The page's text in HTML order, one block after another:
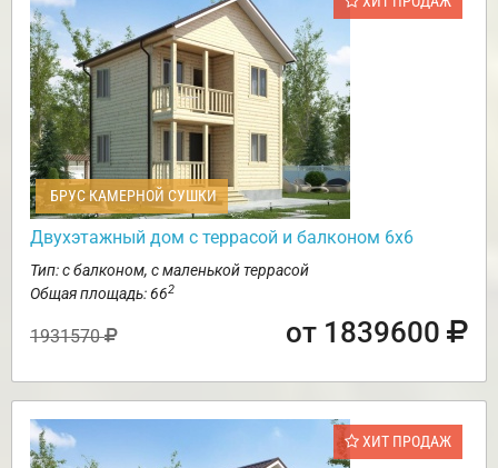
БРУС КАМЕРНОЙ СУШКИ
Двухэтажный дом с террасой и балконом 6х6
Тип: с балконом, с маленькой террасой
Общая площадь: 662
1931570 от 1839600
ХИТ ПРОДАЖ